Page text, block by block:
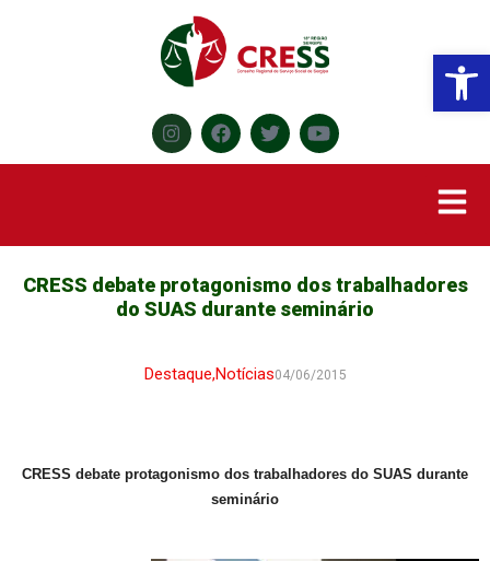
CRESS debate protagonismo dos trabalhadores
do SUAS durante seminário
Destaque,Notícias04/06/2015
CRESS debate protagonismo dos trabalhadores do SUAS durante
seminário